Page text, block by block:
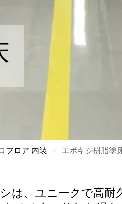
フロア 内装 エポキシ樹脂塗
は、ユニークで高